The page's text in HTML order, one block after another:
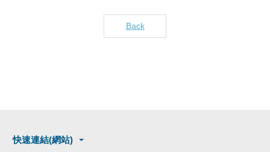
Back
快速連結(網站)